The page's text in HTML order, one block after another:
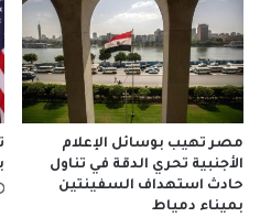
مصر تهيب بوسائل الإعلام
الأجنبية تحري الدقة في تناول
حادث استهداف السفينتين
بميناء دمياط